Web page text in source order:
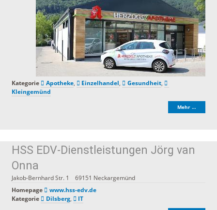
Kategorie Apotheke, Einzelhandel, Gesundheit,
Kleingemünd
Mehr …
HSS EDV-Dienstleistungen Jörg van
Onna
Jakob-Bernhard Str. 1 69151 Neckargemünd
Homepage
www.hss-edv.de
Kategorie
Dilsberg, IT